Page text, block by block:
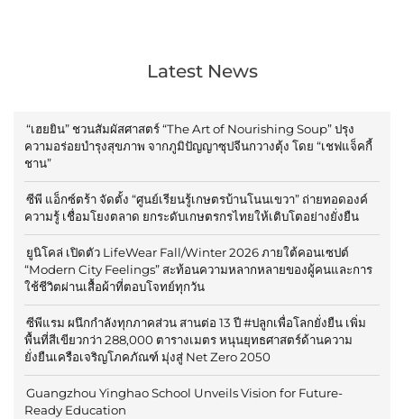
Latest News
“เฮยยิน” ชวนสัมผัสศาสตร์ “The Art of Nourishing Soup” ปรุง
ความอร่อยบำรุงสุขภาพ จากภูมิปัญญาซุปจีนกวางตุ้ง โดย “เชฟแจ็คกี้
ชาน”
ซีพี แอ็กซ์ตร้า จัดตั้ง “ศูนย์เรียนรู้เกษตรบ้านโนนเขวา” ถ่ายทอดองค์
ความรู้ เชื่อมโยงตลาด ยกระดับเกษตรกรไทยให้เติบโตอย่างยั่งยืน
ยูนิโคล่ เปิดตัว LifeWear Fall/Winter 2026 ภายใต้คอนเซปต์
“Modern City Feelings” สะท้อนความหลากหลายของผู้คนและการ
ใช้ชีวิตผ่านเสื้อผ้าที่ตอบโจทย์ทุกวัน
ซีพีแรม ผนึกกำลังทุกภาคส่วน สานต่อ 13 ปี #ปลูกเพื่อโลกยั่งยืน เพิ่ม
พื้นที่สีเขียวกว่า 288,000 ตารางเมตร หนุนยุทธศาสตร์ด้านความ
ยั่งยืนเครือเจริญโภคภัณฑ์ มุ่งสู่ Net Zero 2050
Guangzhou Yinghao School Unveils Vision for Future-
Ready Education